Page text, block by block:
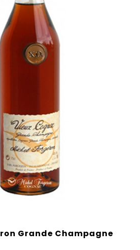
Grande Champagne